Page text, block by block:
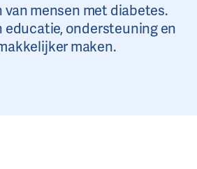
mensen met diabetes.
ondersteuning en
maken.